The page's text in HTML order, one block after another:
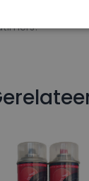
A-kwaliteit